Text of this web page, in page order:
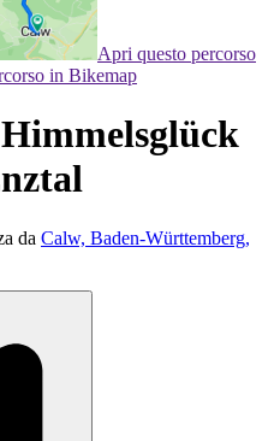
Apri questo percorso
in Bikemap
da Calw, Baden-Württemberg,